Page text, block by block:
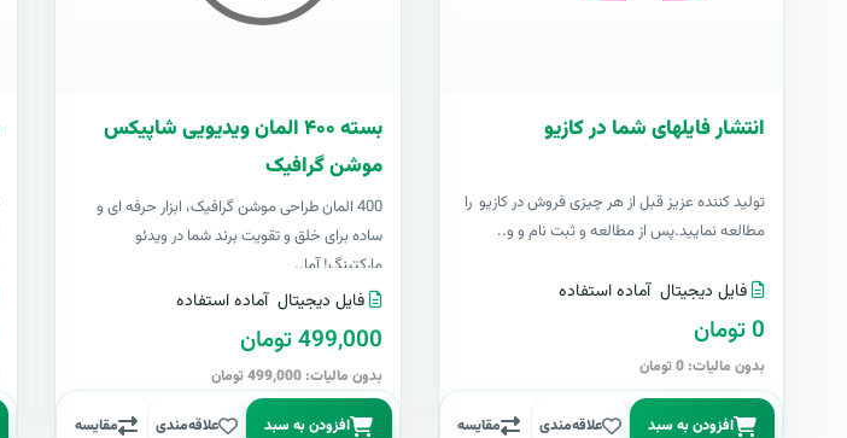
انتشار فایلهای شما در کازیو
توليد کننده عزيز قبل از هر چیزی فروش در کازیو را
مطالعه نمایید.پس از مطالعه و ثبت نام و و..
فایل دیجیتال آماده استفاده
0 تومان
بدون مالیات: 0 تومان
افزودن به سبد علاقه‌مندی مقایسه
بسته ۴۰۰ المان ویدیویی شاپیکس
موشن گرافیک
400 المان طراحی موشن گرافیک، ابزار حرفه ای و
ساده برای خلق و تقویت برند شما در ویدئو
مارکتینگ! آما..
فایل دیجیتال آماده استفاده
499,000 تومان
بدون مالیات: 499,000 تومان
افزودن به سبد علاقه‌مندی مقایسه